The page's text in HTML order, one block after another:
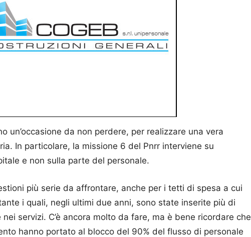
un’occasione da non perdere, per realizzare una vera
In particolare, la missione 6 del Pnrr interviene su
e non sulla parte del personale.
più serie da affrontare, anche per i tetti di spesa a cui
i quali, negli ultimi due anni, sono state inserite più di
servizi. C’è ancora molto da fare, ma è bene ricordare che
hanno portato al blocco del 90% del flusso di personale